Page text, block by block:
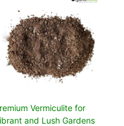
Vermiculite for
and Lush Gardens